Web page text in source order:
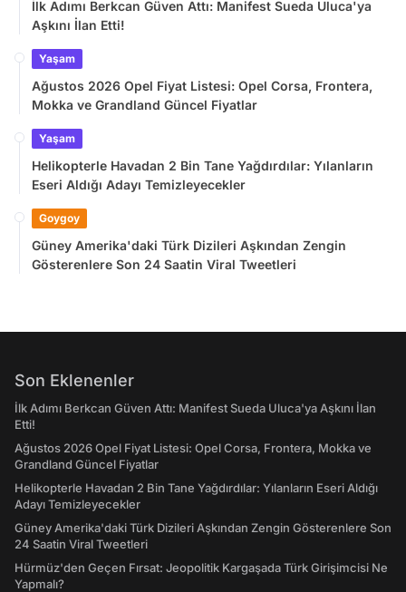
İlk Adımı Berkcan Güven Attı: Manifest Sueda Uluca'ya
Aşkını İlan Etti!
Yaşam
Ağustos 2026 Opel Fiyat Listesi: Opel Corsa, Frontera,
Mokka ve Grandland Güncel Fiyatlar
Yaşam
Helikopterle Havadan 2 Bin Tane Yağdırdılar: Yılanların
Eseri Aldığı Adayı Temizleyecekler
Goygoy
Güney Amerika'daki Türk Dizileri Aşkından Zengin
Gösterenlere Son 24 Saatin Viral Tweetleri
Son Eklenenler
İlk Adımı Berkcan Güven Attı: Manifest Sueda Uluca'ya Aşkını İlan
Etti!
Ağustos 2026 Opel Fiyat Listesi: Opel Corsa, Frontera, Mokka ve
Grandland Güncel Fiyatlar
Helikopterle Havadan 2 Bin Tane Yağdırdılar: Yılanların Eseri Aldığı
Adayı Temizleyecekler
Güney Amerika'daki Türk Dizileri Aşkından Zengin Gösterenlere Son
24 Saatin Viral Tweetleri
Hürmüz'den Geçen Fırsat: Jeopolitik Kargaşada Türk Girişimcisi Ne
Yapmalı?